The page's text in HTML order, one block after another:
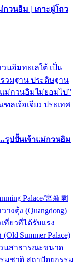
วนอิม | เกาะผู่โถว
นอิมทะเลใต้ เป็น
วมฐาน ประดิษฐาน
ม่กวนอิมไม่ยอมไป”
ลเจ้อเจียง ประเทศ
รูปปั้นเจ้าแม่กวนอิม
Palace/宮新園
งตุ้ง (Quangdong)
ที่ยวที่ได้รับแรง
Summer Palace)
นสาธารณะขนาด
มชาติ สถาปัตยกรรม